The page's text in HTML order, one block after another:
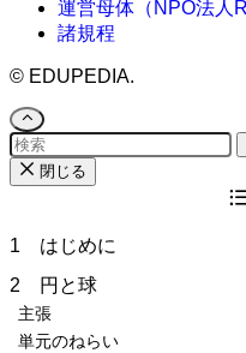
運営母体（NPO法人
諸規程
© EDUPEDIA.
閉じる
1 はじめに
2 円と球
主張
単元のねらい